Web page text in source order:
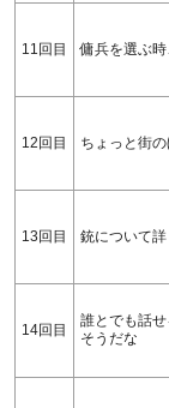
11回目 傭兵を選ぶ
12回目 ちょっと街
13回目 銃について
14回目
誰とでも話
そうだな